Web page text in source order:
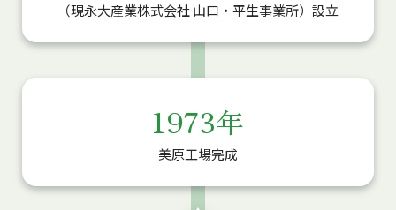
（現永大産業株式会社 山口・平生事業所）設立
1973年
美原工場完成